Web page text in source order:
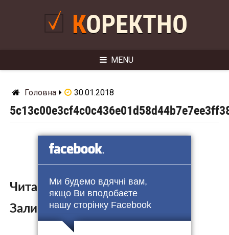
Ми будемо вдячні вам,
якщо Ви вподобаєте
нашу сторінку Facebook
КОРЕКТНО
MENU
Головна 30.01.2018
Читайте також:
Залишити коментар: